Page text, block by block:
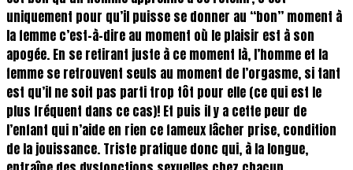
uniquement pour qu’il puisse se donner au “bon” moment à
la femme c’est-à-dire au moment où le plaisir est à son
apogée. En se retirant juste à ce moment là, l’homme et la
femme se retrouvent seuls au moment de l’orgasme, si tant
est qu’il ne soit pas parti trop tôt pour elle (ce qui est le
plus fréquent dans ce cas)! Et puis il y a cette peur de
l’enfant qui n’aide en rien ce fameux lâcher prise, condition
de la jouissance. Triste pratique donc qui, à la longue,